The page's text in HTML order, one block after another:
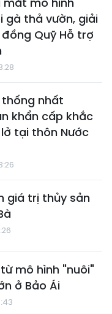
gà thả vườn, giải
Quỹ Hỗ trợ
nhất
khẩn cấp khắc
tại thôn Nước
giá trị thủy sản
mô hình "nuôi"
ở Bảo Ái